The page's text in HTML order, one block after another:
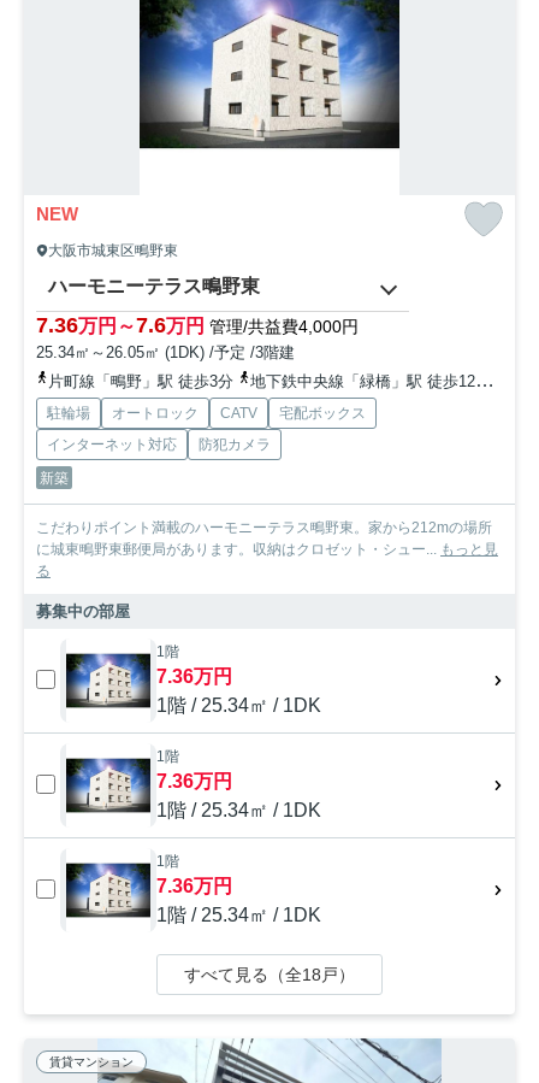
NEW
大阪市城東区鴫野東
ハーモニーテラス鴫野東
7.36万円～7.6万円 管理/共益費4,000円
25.34㎡～26.05㎡ (1DK) /予定 /3階建
片町線「鴫野」駅 徒歩3分
地下鉄中央線「緑橋」駅 徒歩12分
駐輪場 オートロック CATV
宅配ボックス
インターネット対応
防犯カメラ
新築
こだわりポイント満載のハーモニーテラス鴫野東。家から212mの場所
に城東鴫野東郵便局があります。収納はクロゼット・シュー...
もっと見
る
募集中の部屋
1階
7.36万円
1階 / 25.34㎡ / 1DK
1階
7.36万円
1階 / 25.34㎡ / 1DK
1階
7.36万円
1階 / 25.34㎡ / 1DK
すべて見る（全18戸）
賃貸マンション